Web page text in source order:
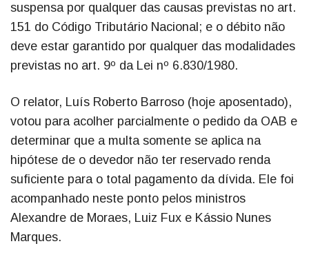
suspensa por qualquer das causas previstas no art.
151 do Código Tributário Nacional; e o débito não
deve estar garantido por qualquer das modalidades
previstas no art. 9º da Lei nº 6.830/1980.
O relator, Luís Roberto Barroso (hoje aposentado),
votou para acolher parcialmente o pedido da OAB e
determinar que a multa somente se aplica na
hipótese de o devedor não ter reservado renda
suficiente para o total pagamento da dívida. Ele foi
acompanhado neste ponto pelos ministros
Alexandre de Moraes, Luiz Fux e Kássio Nunes
Marques.